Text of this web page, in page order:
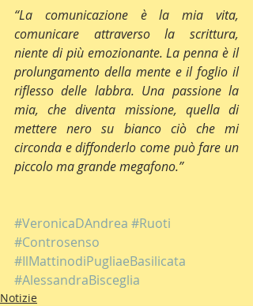
“La comunicazione è la mia vita,
comunicare attraverso la scrittura,
niente di più emozionante. La penna è il
prolungamento della mente e il foglio il
riflesso delle labbra. Una passione la
mia, che diventa missione, quella di
mettere nero su bianco ciò che mi
circonda e diffonderlo come può fare un
piccolo ma grande megafono.”
#VeronicaDAndrea #Ruoti
#Controsenso
#IlMattinodiPugliaeBasilicata
#AlessandraBisceglia
Notizie